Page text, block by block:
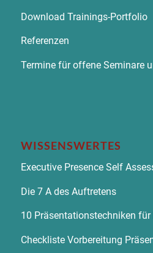
Download Trainings-Portfolio
Referenzen
Termine für offene Seminare
WISSENSWERTES
Executive Presence Self
Die 7 A des Auftretens
10 Präsentationstechniken
Checkliste Vorbereitung